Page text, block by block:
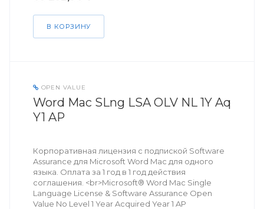
В КОРЗИНУ
OPEN VALUE
Word Mac SLng LSA OLV NL 1Y Aq
Y1 AP
Корпоративная лицензия с подпиской Software
Assurance для Microsoft Word Mac для одного
языка. Оплата за 1 год в 1 год действия
соглашения. <br>Microsoft® Word Mac Single
Language License & Software Assurance Open
Value No Level 1 Year Acquired Year 1 AP